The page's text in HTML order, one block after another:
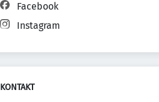
Facebook
Instagram
KONTAKT